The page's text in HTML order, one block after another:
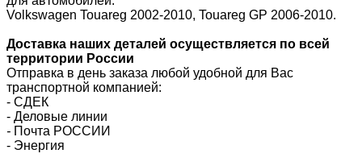
Volkswagen Touareg 2002-2010, Touareg GP 2006-2010.
Доставка наших деталей осуществляется по всей
территории России
Отправка в день заказа любой удобной для Вас
транспортной компанией:
- СДЕК
- Деловые линии
- Почта РОССИИ
- Энергия